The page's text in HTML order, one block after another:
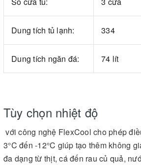
Dung tích tủ lạnh: 334
Dung tích ngăn đá: 74 lít
Tùy chọn nhiệt độ
với công nghệ FlexCool cho phép
3°C đến -12°C giúp tạo thêm không
đa dạng từ thịt, cá đến rau củ quả,